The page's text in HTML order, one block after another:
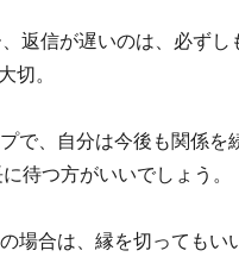
返信が遅いのは、必ず
切。
で、自分は今後も関係を
待つ方がいいでしょう。
場合は、縁を切っても